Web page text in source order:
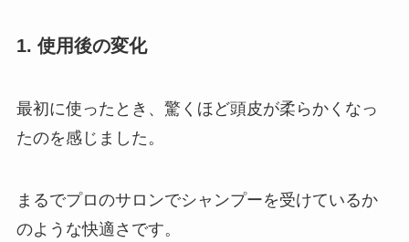
1. 使用後の変化
最初に使ったとき、驚くほど頭皮が柔らかくなっ
たのを感じました。
まるでプロのサロンでシャンプーを受けているか
のような快適さです。